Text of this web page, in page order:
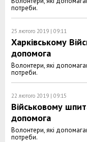
потреби.
25 лютого 2019 | 09:11
Харківському
допомога
Волонтери, які
потреби.
22 лютого 2019 | 09:15
Військовому
допомога
Волонтери, які
потреби.